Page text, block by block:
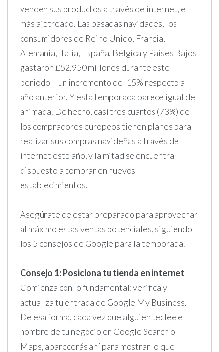
venden sus productos a través de internet, el
más ajetreado. Las pasadas navidades, los
consumidores de Reino Unido, Francia,
Alemania, Italia, España, Bélgica y Países Bajos
gastaron £52.950 millones durante este
periodo – un incremento del 15% respecto al
año anterior. Y esta temporada parece igual de
animada. De hecho, casi tres cuartos (73%) de
los compradores europeos tienen planes para
realizar sus compras navideñas a través de
internet este año, y la mitad se encuentra
dispuesto a comprar en nuevos
establecimientos.
Asegúrate de estar preparado para aprovechar
al máximo estas ventas potenciales, siguiendo
los 5 consejos de Google para la temporada.
Consejo 1: Posiciona tu tienda en internet
Comienza con lo fundamental: verifica y
actualiza tu entrada de Google My Business.
De esa forma, cada vez que alguien teclee el
nombre de tu negocio en Google Search o
Maps, aparecerás ahí para mostrar lo que